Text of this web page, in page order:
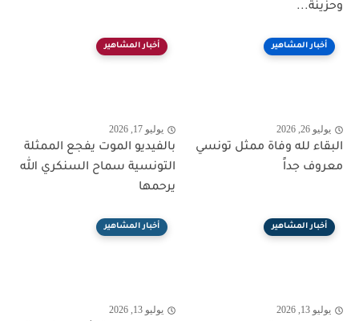
وحزينة...
أخبار المشاهير
يوليو 26, 2026
البقاء لله وفاة ممثل تونسي
معروف جداً
أخبار المشاهير
يوليو 17, 2026
بالفيديو الموت يفجع الممثلة
التونسية سماح السنكري الله
يرحمها
أخبار المشاهير
يوليو 13, 2026
أخبار المشاهير
يوليو 13, 2026